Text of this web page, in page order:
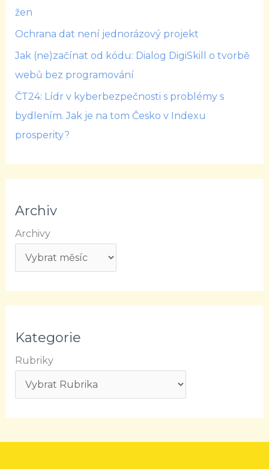
žen
Ochrana dat není jednorázový projekt
Jak (ne)začínat od kódu: Dialog DigiSkill o tvorbě
webů bez programování
ČT24: Lídr v kyberbezpečnosti s problémy s
bydlením. Jak je na tom Česko v Indexu
prosperity?
Archiv
Archivy
Kategorie
Rubriky